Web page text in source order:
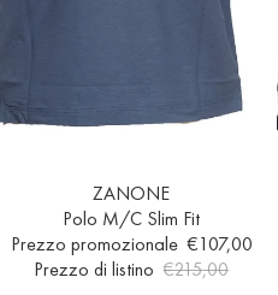
ZANONE
Polo M/C Slim Fit
Prezzo promozionale €107,00
Prezzo di listino €215,00